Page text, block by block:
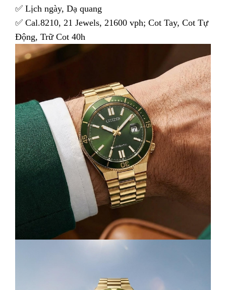
✅ Lịch ngày, Dạ quang
✅ Cal.8210, 21 Jewels, 21600 vph; Cot Tay, Cot Tự
Động, Trữ Cot 40h